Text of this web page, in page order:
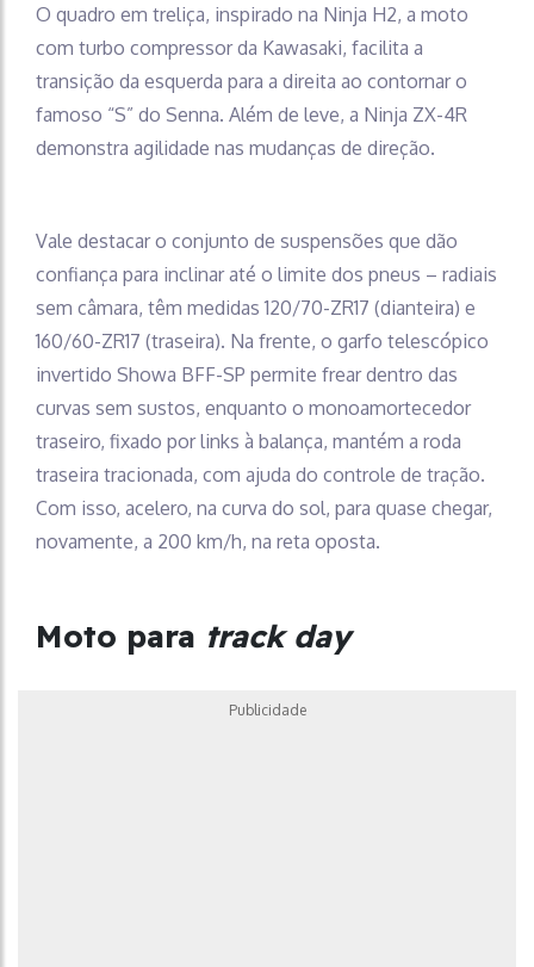
O quadro em treliça, inspirado na Ninja H2, a moto
com turbo compressor da Kawasaki, facilita a
transição da esquerda para a direita ao contornar o
famoso “S” do Senna. Além de leve, a Ninja ZX-4R
demonstra agilidade nas mudanças de direção.
Vale destacar o conjunto de suspensões que dão
confiança para inclinar até o limite dos pneus – radiais
sem câmara, têm medidas 120/70-ZR17 (dianteira) e
160/60-ZR17 (traseira). Na frente, o garfo telescópico
invertido Showa BFF-SP permite frear dentro das
curvas sem sustos, enquanto o monoamortecedor
traseiro, fixado por links à balança, mantém a roda
traseira tracionada, com ajuda do controle de tração.
Com isso, acelero, na curva do sol, para quase chegar,
novamente, a 200 km/h, na reta oposta.
Moto para track day
Publicidade